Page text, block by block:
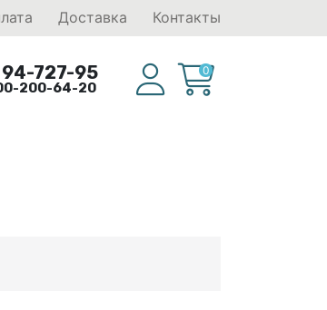
Доставка Контакты
94-727-95
200-64-20
0